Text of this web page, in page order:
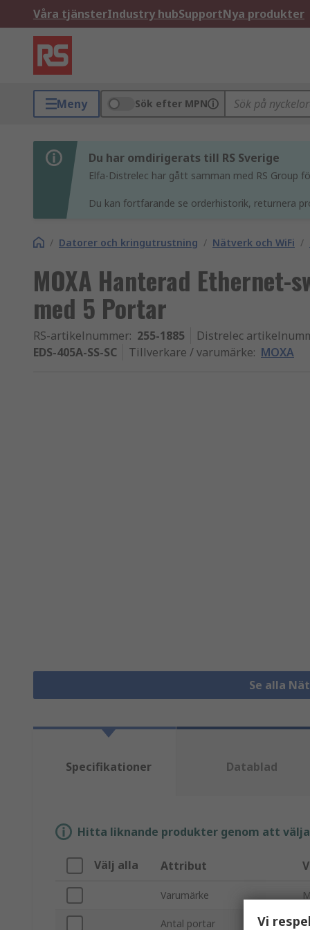
Våra tjänsterIndustry hubSupportNya produkter
Meny Sök efter MPN
Du har omdirigerats till RS Sverige
Elfa-Distrelec har gått samman med RS Group
Du kan fortfarande se orderhistorik, returnera
/ Datorer och kringutrustning / Nätverk och WiFi /
MOXA Hanterad
med 5 Portar
RS-artikelnummer: 255-1885 Distrelec
EDS-405A-SS-SC
Tillverkare / varumärke: MOXA
Se alla
Specifikationer Datablad
Hitta liknande produkter genom att
Välj alla Attribut
Varumärke
Antal portar 5
Vi